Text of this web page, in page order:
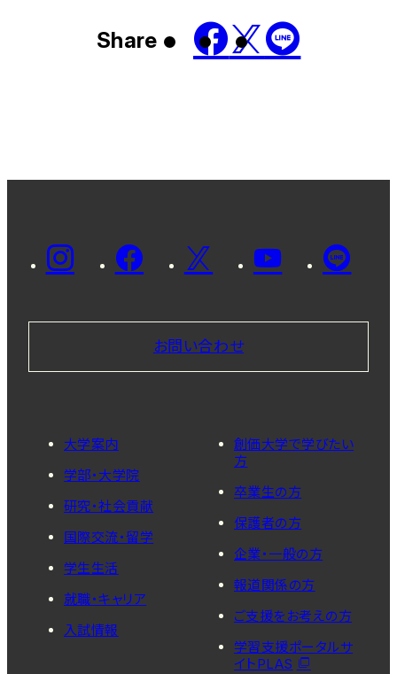
Share
お問い合わせ
大学案内
学部・大学院
研究・社会貢献
国際交流・留学
学生生活
就職・キャリア
入試情報
創価大学で学びたい
方
卒業生の方
保護者の方
企業・一般の方
報道関係の方
ご支援をお考えの方
学習支援ポータルサ
イトPLAS